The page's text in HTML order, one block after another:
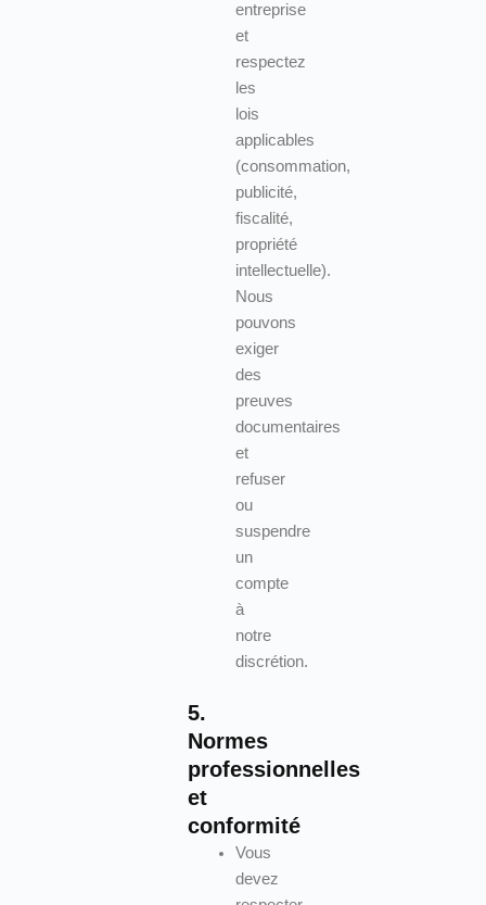
entreprise
et
respectez
les
lois
applicables
(consommation,
publicité,
fiscalité,
propriété
intellectuelle).
Nous
pouvons
exiger
des
preuves
documentaires
et
refuser
ou
suspendre
un
compte
à
notre
discrétion.
5.
Normes
professionnelles
et
conformité
Vous
devez